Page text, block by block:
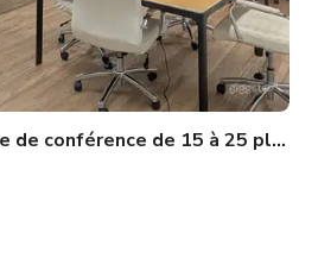
de conférence de 15 à 25 places